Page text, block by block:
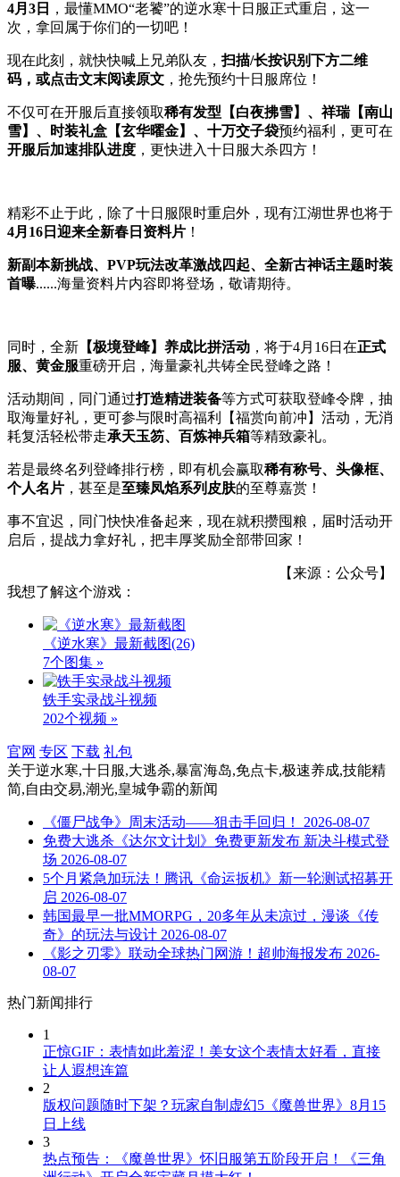
4月3日
，最懂MMO“老饕”的逆水寒十日服正式重启，这一
次，拿回属于你们的一切吧！
现在此刻，就快快喊上兄弟队友，扫描/长按识别下方二维
码，或点击文末阅读原文 ，抢先预约十日服席位！
不仅可在开服后直接领取稀有发型【白夜拂雪】、祥瑞【南山
雪】、时装礼盒【玄华曜金】、十万交子袋预约福利，更可在
开服后加速排队进度 ，更快进入十日服大杀四方！
精彩不止于此，除了十日服限时重启外，现有江湖世界也将于
4月16日迎来全新春日资料片 ！
新副本新挑战、PVP玩法改革激战四起、全新古神话主题时装
首曝......海量资料片内容即将登场，敬请期待。
同时，全新 【极境登峰】养成比拼活动 ，将于4月16日在正式
服、黄金服重磅开启，海量豪礼共铸全民登峰之路！
活动期间，同门通过打造精进装备等方式可获取登峰令牌，抽
取海量好礼，更可参与限时高福利【福赏向前冲】活动，无消
耗复活轻松带走承天玉笏、百炼神兵箱等精致豪礼。
若是最终名列登峰排行榜，即有机会赢取稀有称号、头像框、
个人名片 ，甚至是至臻凤焰系列皮肤的至尊嘉赏！
事不宜迟，同门快快准备起来，现在就积攒囤粮，届时活动开
启后，提战力拿好礼，把丰厚奖励全部带回家！
【来源：公众号】
我想了解这个游戏：
《逆水寒》最新截图(26)
7个图集 »
铁手实录战斗视频
202个视频 »
官网 专区 下载 礼包
关于逆水寒,十日服,大逃杀,暴富海岛,免点卡,极速养成,技能精
简,自由交易,潮光,皇城争霸的新闻
《僵尸战争》周末活动——狙击手回归！
2026-08-07
免费大逃杀《达尔文计划》免费更新发布 新决斗模式登
场 2026-08-07
5个月紧急加玩法！腾讯《命运扳机》新一轮测试招募开
启 2026-08-07
韩国最早一批MMORPG，20多年从未凉过，漫谈《传
奇》的玩法与设计 2026-08-07
《影之刃零》联动全球热门网游！超帅海报发布 2026-
08-07
热门新闻排行
1
正惊GIF：表情如此羞涩！美女这个表情太好看，直接
让人遐想连篇
2
版权问题随时下架？玩家自制虚幻5《魔兽世界》8月15
日上线
3
热点预告：《魔兽世界》怀旧服第五阶段开启！《三角